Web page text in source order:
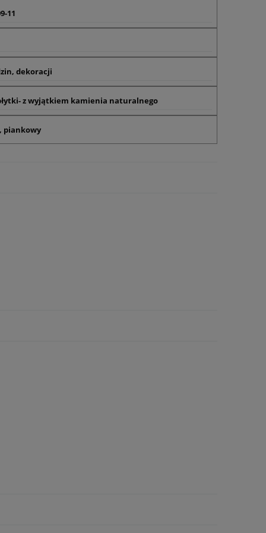
11
dekoracji
z wyjątkiem kamienia naturalnego
piankowy